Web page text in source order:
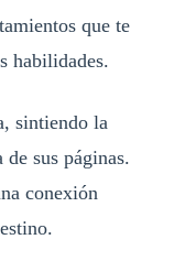
que te
habilidades.
sintiendo la
sus páginas.
conexión